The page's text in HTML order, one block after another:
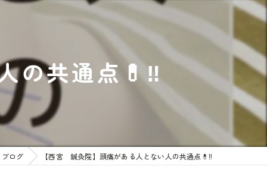
ボディメイク
オーダーメイド施術
自律神経の乱れ
エステ
の共通点💊‼️
ブログ 【西宮 鍼灸院】頭痛がある人とない人の共通点💊‼️